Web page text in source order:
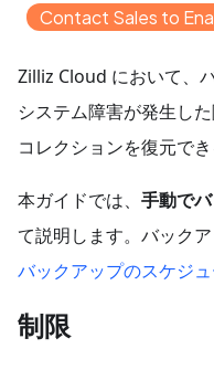
Contact Sales to
Zilliz Cloud において、
システム障害が発生し
コレクションを復元で
本ガイドでは、 手動で
て説明します。バック
バックアップのスケジ
制限